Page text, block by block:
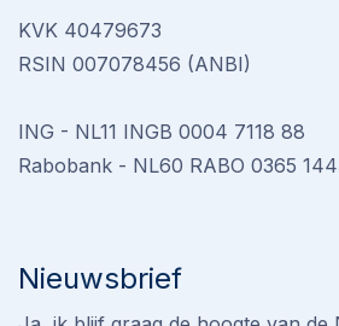
KVK 40479673
RSIN 007078456 (ANBI)
ING - NL11 INGB 0004 7118 88
Rabobank - NL60 RABO 0365
Nieuwsbrief